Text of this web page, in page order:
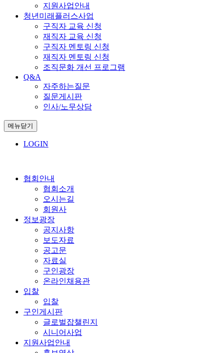
지원사업안내
청년미래플러스사업
구직자 교육 신청
재직자 교육 신청
구직자 멘토링 신청
재직자 멘토링 신청
조직문화 개선 프로그램
Q&A
자주하는질문
질문게시판
인사/노무상담
메뉴닫기
LOGIN
협회안내
협회소개
오시는길
회원사
정보광장
공지사항
보도자료
공고문
자료실
구인광장
온라인채용관
입찰
입찰
구인게시판
글로벌잡챌린지
시니어사업
지원사업안내